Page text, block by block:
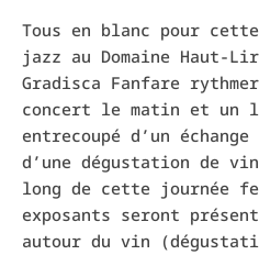
Tous en blanc pour
jazz au Domaine Haut-
Gradisca Fanfare
concert le matin et un
entrecoupé d’un
d’une dégustation de
long de cette journée
exposants seront
autour du vin